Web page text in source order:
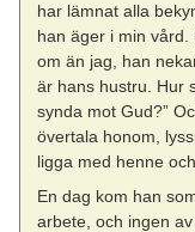
har lämnat alla
han äger i min
om än jag, han
är hans hustru. Hur
synda mot Gud?”
övertala honom,
ligga med henne
En dag kom han
arbete, och ingen